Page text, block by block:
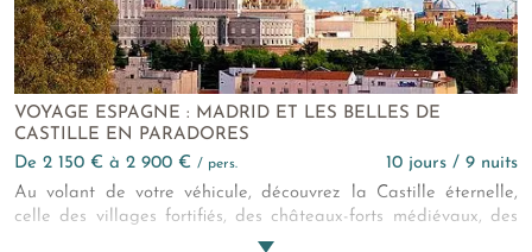
VOYAGE ESPAGNE : MADRID ET LES BELLES DE
CASTILLE EN PARADORES
de 2 150 € à 2 900 € / pers.
10 jours / 9 nuits
Au volant de votre véhicule, découvrez la Castille éternelle,
celle des villages fortifiés, des châteaux-forts médiévaux, des
églises romanes, du jambon Serrano et du bon vin ! Comme